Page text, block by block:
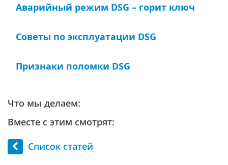
Аварийный режим DSG – горит ключ
Советы по эксплуатации DSG
Признаки поломки DSG
Что мы делаем:
Вместе с этим смотрят:
Список статей